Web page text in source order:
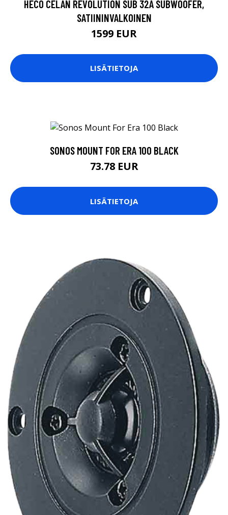
HECO CELAN REVOLUTION SUB 32A SUBWOOFER,
SATIININVALKOINEN
1599 EUR
LISÄTIETOJA
SONOS MOUNT FOR ERA 100 BLACK
73.78 EUR
LISÄTIETOJA